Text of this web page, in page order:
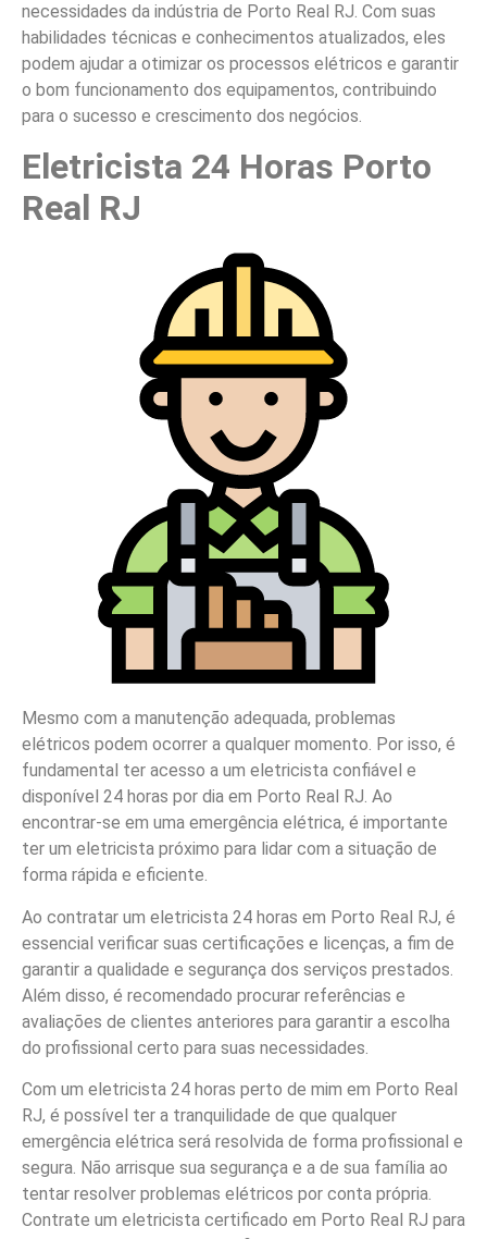
necessidades da indústria de Porto Real RJ. Com suas
habilidades técnicas e conhecimentos atualizados, eles
podem ajudar a otimizar os processos elétricos e garantir
o bom funcionamento dos equipamentos, contribuindo
para o sucesso e crescimento dos negócios.
Eletricista 24 Horas Porto
Real RJ
Mesmo com a manutenção adequada, problemas
elétricos podem ocorrer a qualquer momento. Por isso, é
fundamental ter acesso a um eletricista confiável e
disponível 24 horas por dia em Porto Real RJ. Ao
encontrar-se em uma emergência elétrica, é importante
ter um eletricista próximo para lidar com a situação de
forma rápida e eficiente.
Ao contratar um eletricista 24 horas em Porto Real RJ, é
essencial verificar suas certificações e licenças, a fim de
garantir a qualidade e segurança dos serviços prestados.
Além disso, é recomendado procurar referências e
avaliações de clientes anteriores para garantir a escolha
do profissional certo para suas necessidades.
Com um eletricista 24 horas perto de mim em Porto Real
RJ, é possível ter a tranquilidade de que qualquer
emergência elétrica será resolvida de forma profissional e
segura. Não arrisque sua segurança e a de sua família ao
tentar resolver problemas elétricos por conta própria.
Contrate um eletricista certificado em Porto Real RJ para